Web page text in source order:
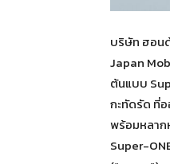
บริษัท ฮอน
Japan
ต้นแบบ
กะทัดรัด ที่
พร้อมหลาก
Super-